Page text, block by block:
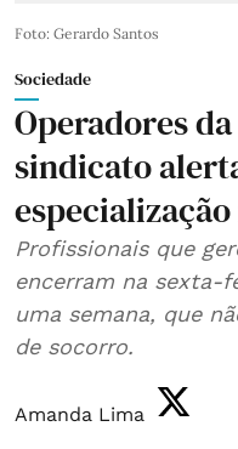
Foto: Gerardo Santos
Sociedade
Operadores
sindicato
Profissionais que
encerram na sexta-
uma semana, que
de socorro.
Amanda Lima